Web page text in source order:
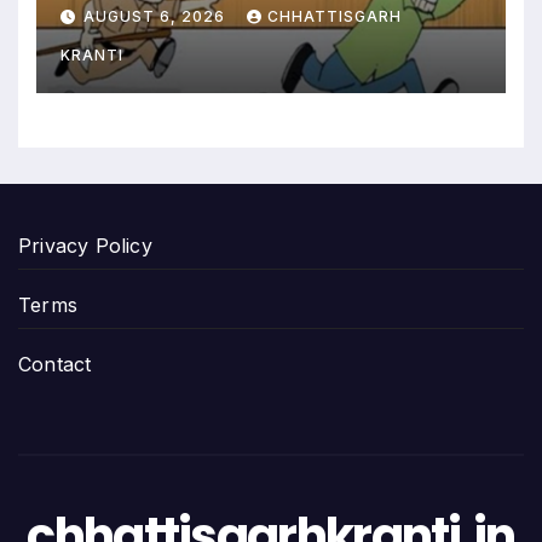
ग्यारह
AUGUST 6, 2026 CHHATTISGARH
KRANTI
Privacy Policy
Terms
Contact